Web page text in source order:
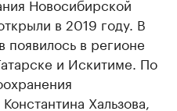
в 2019 году. В
появилось в регионе
и Искитиме. По
Хальзова,